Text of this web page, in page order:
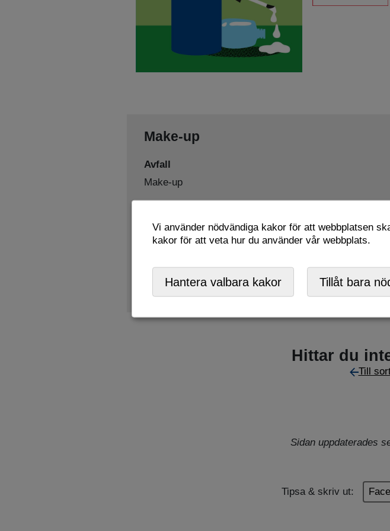
Make-up
Avfall
Make-up
Farligt avfall
Hittar du
Till
Sidan uppdaterades
Tipsa & skriv ut:
Vi använder nödvändiga kakor för att webbplatsen
kakor för att veta hur du använder vår webbplats.
Hantera valbara kakor Tillåt bara